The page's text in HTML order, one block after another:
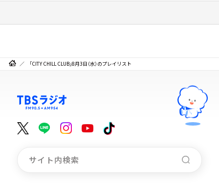
「CITY CHILL CLUB」8月3日（水）のプレイリスト